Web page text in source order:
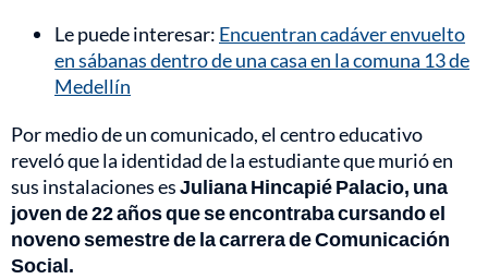
Le puede interesar: Encuentran cadáver envuelto
en sábanas dentro de una casa en la comuna 13 de
Medellín
Por medio de un comunicado, el centro educativo
reveló que la identidad de la estudiante que murió en
sus instalaciones esJuliana Hincapié Palacio, una
joven de 22 años que se encontraba cursando el
noveno semestre de la carrera de Comunicación
Social.